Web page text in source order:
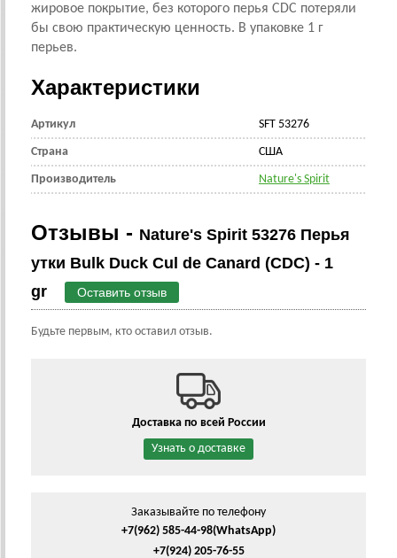
жировое покрытие, без которого перья CDC потеряли
бы свою практическую ценность. В упаковке 1 г
перьев.
Характеристики
Артикул SFT 53276
Страна CША
Производитель Nature's Spirit
Отзывы - Nature's Spirit 53276 Перья
утки Bulk Duck Cul de Canard (CDC) - 1
gr
Оставить отзыв
Будьте первым, кто оставил отзыв.
Доставка по всей России
Узнать о доставке
Заказывайте по телефону
+7(962) 585-44-98(WhatsApp)
+7(924) 205-76-55